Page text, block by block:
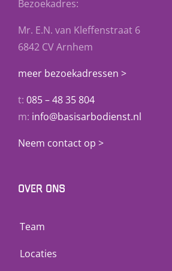
Bezoekadres:
Mr. E.N. van Kleffenstraat 6
6842 CV Arnhem
meer bezoekadressen >
t: 085 – 48 35 804
m: info@basisarbodienst.nl
Neem contact op >
OVER ONS
Team
Locaties